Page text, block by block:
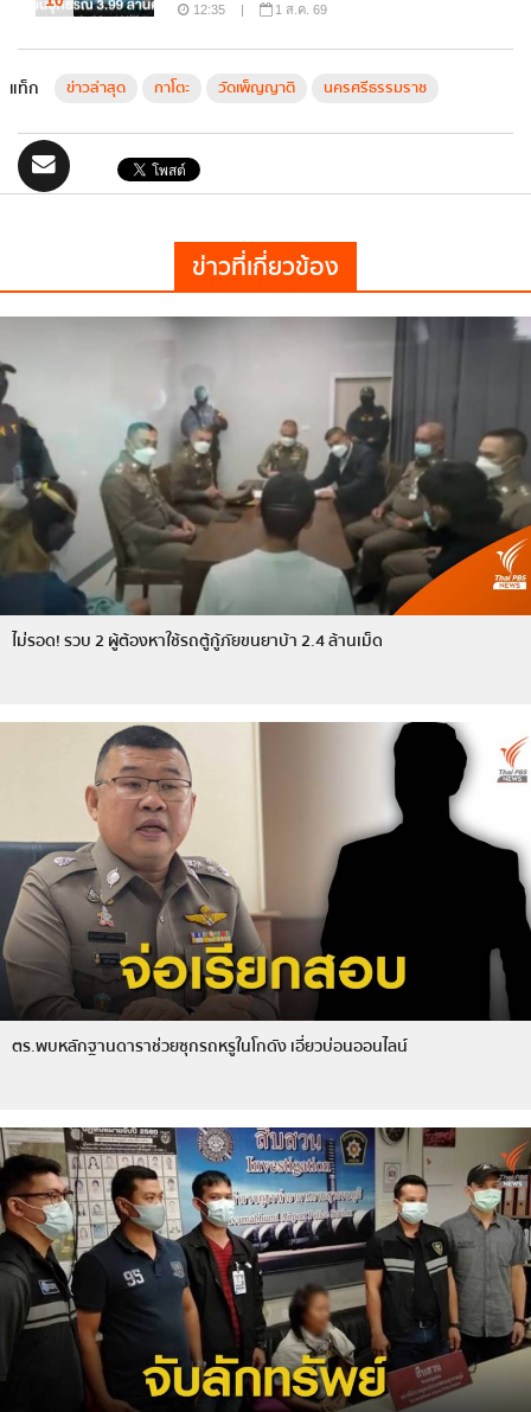
12:35 1 ส.ค. 69
แท็ก ข่าวล่าสุด กาโตะ วัดเพ็ญญาติ นครศรีธรรมราช
ข่าวที่เกี่ยวข้อง
ไม่รอด! รวบ 2 ผู้ต้องหาใช้รถตู้กู้ภัยขนยาบ้า 2.4 ล้านเม็ด
ตร.พบหลักฐานดาราช่วยซุกรถหรูในโกดัง เอี่ยวบ่อนออนไลน์